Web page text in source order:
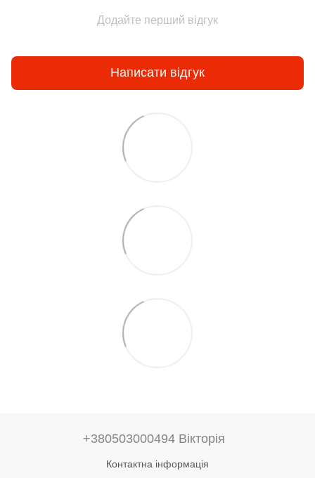
Додайте перший відгук
Написати відгук
+380503000494 Вікторія
Контактна інформація